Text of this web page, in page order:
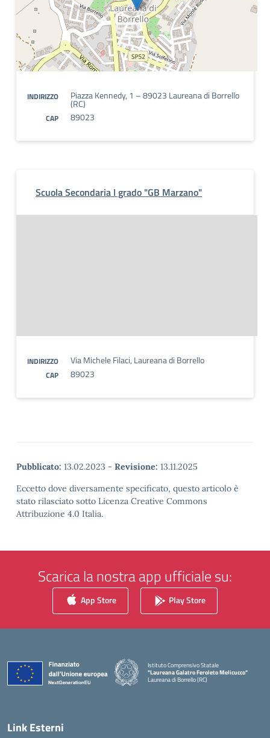
INDIRIZZO Piazza Kennedy, 1 – 89023 Laureana di Borrello
(RC)
CAP 89023
Scuola Secondaria I grado "GB Marzano"
INDIRIZZO Via Michele Filaci, Laureana di Borrello
CAP 89023
Pubblicato: 13.02.2023 - Revisione: 13.11.2025
Eccetto dove diversamente specificato, questo articolo è
stato rilasciato sotto Licenza Creative Commons
Attribuzione 4.0 Italia.
Scarica la nostra app ufficiale su:
App Store Play Store
Istituto Comprensivo Statale
"Laureana Galatro Feroleto Melicucco"
Laureana di Borrello (RC)
Link Esterni